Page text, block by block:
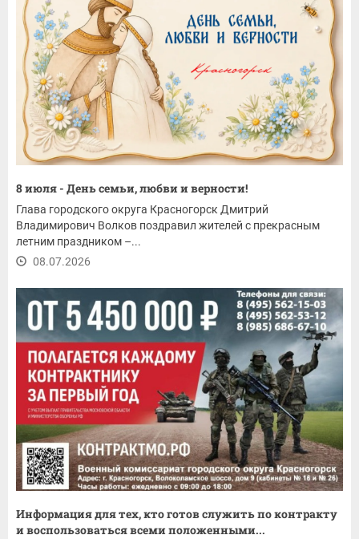
8 июля - День семьи, любви и верности!
Глава городского округа Красногорск Дмитрий
Владимирович Волков поздравил жителей с прекрасным
летним праздником –...
08.07.2026
Информация для тех, кто готов служить по контракту
и воспользоваться всеми положенными...